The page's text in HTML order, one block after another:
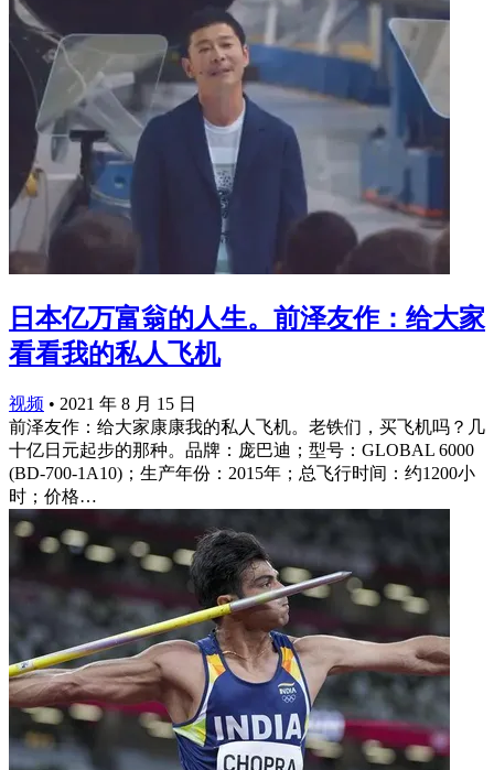
日本亿万富翁的人生。前泽友作：给大家
看看我的私人飞机
视频 • 2021 年 8 月 15 日
前泽友作：给大家康康我的私人飞机。老铁们，买飞机吗？几
十亿日元起步的那种。品牌：庞巴迪；型号：GLOBAL 6000
(BD-700-1A10)；生产年份：2015年；总飞行时间：约1200小
时；价格…